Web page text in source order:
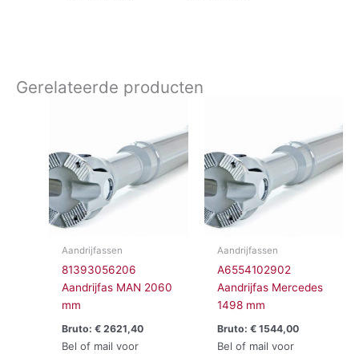
Gerelateerde producten
Aandrijfassen
81393056206
Aandrijfas MAN 2060
mm
Bruto:€ 2621,40
Bel of mail voor
Aandrijfassen
A6554102902
Aandrijfas Mercedes
1498 mm
Bruto: €1544,00
Bel of mail voor